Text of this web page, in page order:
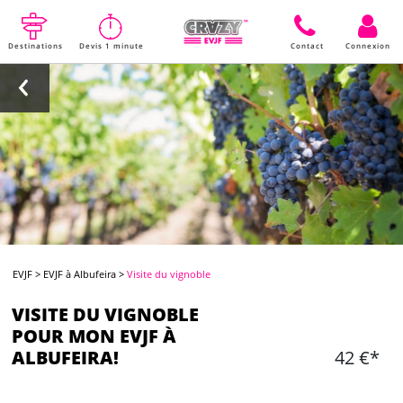
Destinations Devis 1 minute Contact Connexion
EVJF > EVJF à Albufeira >Visite du vignoble
VISITE DU VIGNOBLE
POUR MON EVJF À
ALBUFEIRA!
42 €*